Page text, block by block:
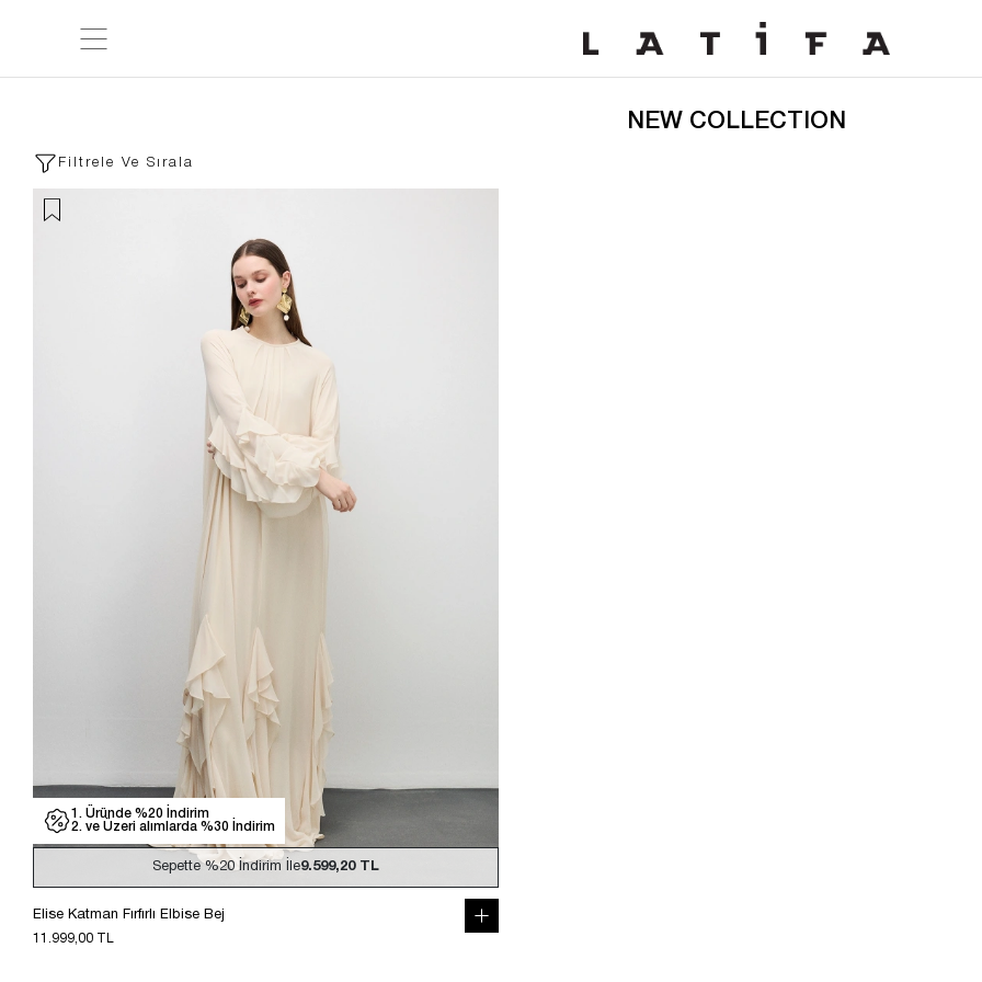
NEW COLLECTION
Filtrele Ve Sırala
1. Üründe %20 İndirim
2. ve Üzeri alımlarda %30 İndirim
Sepette%20İndirim İle9.599,20 TL
Elise Katman Fırfırlı Elbise Bej
11.999,00 TL